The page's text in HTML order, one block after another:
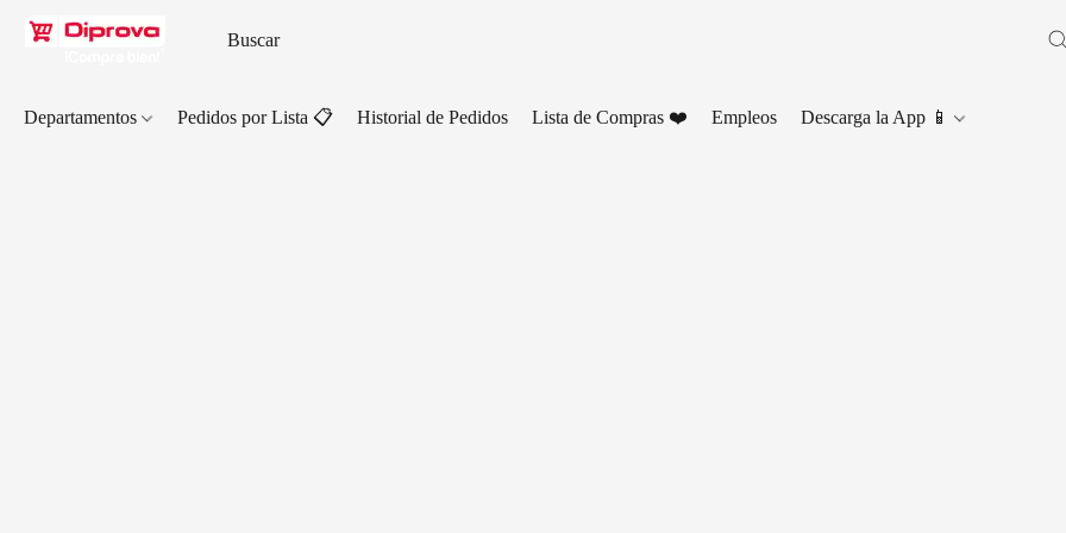
Departamentos Pedidos por Lista 📋 Historial de Pedidos Lista de Compras ❤️ Empleos Descarga la App 📱